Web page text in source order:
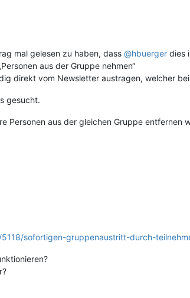
mal gelesen zu haben, dass @hbuerger dies
aus der Gruppe nehmen“
direkt vom Newsletter austragen, welcher
gesucht.
Personen aus der gleichen Gruppe entfernen
sofortigen-gruppenaustritt-durch-